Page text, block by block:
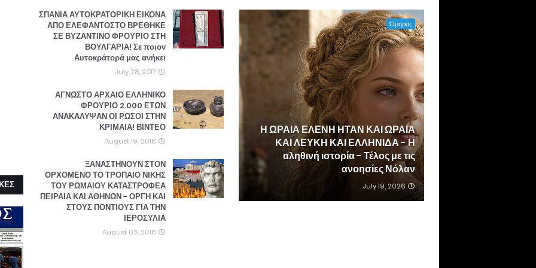
Όμηρος
Η ΩΡΑΙΑ ΕΛΕΝΗ ΗΤΑΝ ΚΑΙ ΩΡΑΙΑ
ΚΑΙ ΛΕΥΚΗ ΚΑΙ ΕΛΛΗΝΙΔΑ - Η
αληθινή ιστορία - Τέλος με τις
ανοησίες Νόλαν
July 19, 2026
ΣΠΑΝΙΑ ΑΥΤΟΚΡΑΤΟΡΙΚΗ ΕΙΚΟΝΑ
ΑΠΟ ΕΛΕΦΑΝΤΟΣΤΟ ΒΡΕΘΗΚΕ
ΣΕ ΒΥΖΑΝΤΙΝΟ ΦΡΟΥΡΙΟ ΣΤΗ
ΒΟΥΛΓΑΡΙΑ! Σε ποιον
Αυτοκράτορά μας ανήκει
July 28, 2017
ΑΓΝΩΣΤΟ ΑΡΧΑΙΟ ΕΛΛΗΝΙΚΟ
ΦΡΟΥΡΙΟ 2.000 ΕΤΩΝ
ΑΝΑΚΑΛΥΨΑΝ ΟΙ ΡΩΣΟΙ ΣΤΗΝ
ΚΡΙΜΑΙΑ! ΒΙΝΤΕΟ
August 19, 2016
ΞΑΝΑΣΤΗΝΟΥΝ ΣΤΟΝ
ΟΡΧΟΜΕΝΟ ΤΟ ΤΡΟΠΑΙΟ ΝΙΚΗΣ
ΤΟΥ ΡΩΜΑΙΟΥ ΚΑΤΑΣΤΡΟΦΕΑ
ΠΕΙΡΑΙΑ ΚΑΙ ΑΘΗΝΩΝ - ΟΡΓΗ ΚΑΙ
ΣΤΟΥΣ ΠΟΝΤΙΟΥΣ ΓΙΑ ΤΗΝ
ΙΕΡΟΣΥΛΙΑ
August 03, 2016